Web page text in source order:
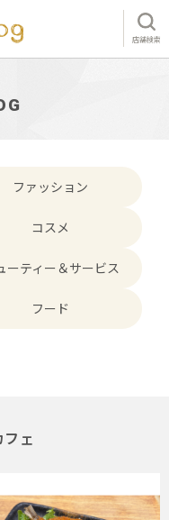
店舗検索
ファッション
コスメ
ーティー＆サービス
フード
ェ